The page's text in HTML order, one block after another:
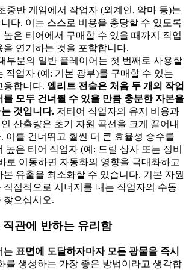
중반 게임에서 작업자 (외계인, 악마 등)는
다. 이는 스스로 비용을 충당할 수 있도록
높은 티어에서 구매할 수 있을 때까지 작업
을 연기하는 것을 포함합니다.
부분의 일반 플레이어는 첫 번째로 사용할
작업자 (예: 기본 광부)를 구매할 수 있는
용합니다. 엘리트 전술은 처음 두 개의 작업
를 모두 건너뛸 수 있을 만큼 충분한 자본을
것입니다. 저티어 작업자의 유지 비용과
산출량은 초기 자원 곡선을 크게 끌어내
이를 건너뛰고 훨씬 더 큰 효율성 승수를
높은 티어 작업자 (예: 드릴 상사 또는 정비
로 이동하면 자동화의 영향을 극대화하고
본 유출을 최소화할 수 있습니다. 기본 자원
직접적으로 시너지를 내는 작업자의 수동
찾으십시오.
관에 반하는 유리함
는 표면에 도달하자마자 모든 광물을 즉시
를 생성하는 가장 좋은 방법이라고 생각합